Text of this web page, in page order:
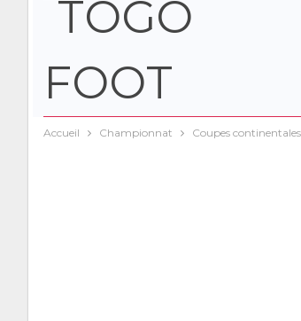
Accueil Championnat Coupes continentales